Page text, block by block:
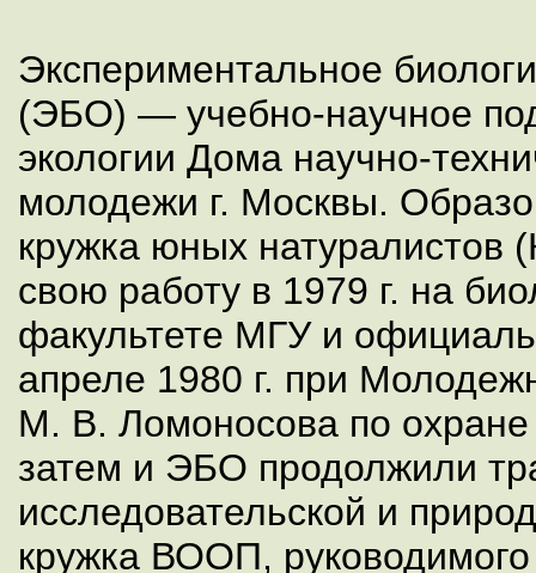
Экспериментальное
(ЭБО) — учебно-научное
экологии Дома научно-
молодежи г. Москвы.
кружка юных
свою работу в 1979 г. на
факультете МГУ и
апреле 1980 г. при
М. В. Ломоносова по
затем и ЭБО продолжили
исследовательской и
кружка ВООП,